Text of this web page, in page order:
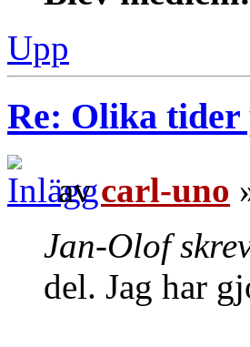
Upp
Re: Olika tider
avcarl-uno
Jan-Olof
del. Jag har